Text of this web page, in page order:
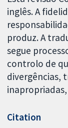
inglês. A
produz. A
segue
controlo de
divergências,
Citation